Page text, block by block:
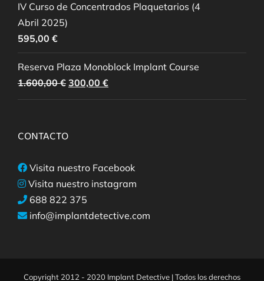
IV Curso de Concentrados Plaquetarios (4
Abril 2025)
595,00 €
Reserva Plaza Monoblock Implant Course
1.600,00€ El
precio
300,00 €El
precio
CONTACTO
Visita nuestro Facebook
Visita nuestro instagram
688 822 375
info@implantdetective.com
Copyright 2012 - 2020 Implant Detective | Todos los derechos